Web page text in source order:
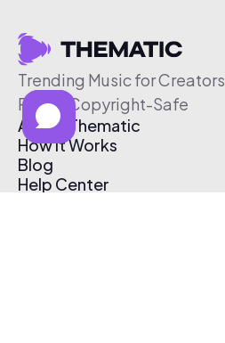
Trending Music for Creators
Free & Copyright-Safe
About Thematic
How It Works
Blog
Help Center